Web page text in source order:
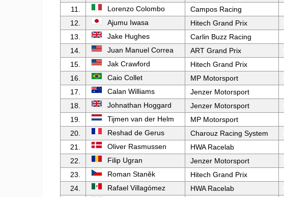
11.
Lorenzo Colombo Campos Racing
12.
Ajumu Iwasa Hitech Grand Prix
13.
Jake Hughes Carlin Buzz Racing
14.
Juan Manuel Correa ART Grand Prix
15.
Jak Crawford Hitech Grand Prix
16.
Caio Collet MP Motorsport
17.
Calan Williams Jenzer Motorsport
18.
Johnathan Hoggard Jenzer Motorsport
19.
Tijmen van der Helm MP Motorsport
20.
Reshad de Gerus Charouz Racing System
21.
Oliver Rasmussen HWA Racelab
22.
Filip Ugran Jenzer Motorsport
23.
Roman Staněk Hitech Grand Prix
24.
Rafael Villagómez HWA Racelab